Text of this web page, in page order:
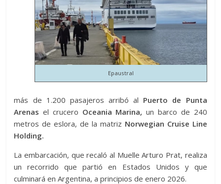
Epaustral
más de 1.200 pasajeros arribó al Puerto de Punta
Arenas el crucero Oceania Marina, un barco de 240
metros de eslora, de la matriz Norwegian Cruise Line
Holding.
La embarcación, que recaló al Muelle Arturo Prat, realiza
un recorrido que partió en Estados Unidos y que
culminará en Argentina, a principios de enero 2026.